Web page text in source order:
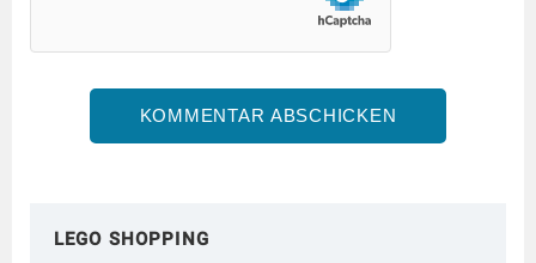
LEGO SHOPPING